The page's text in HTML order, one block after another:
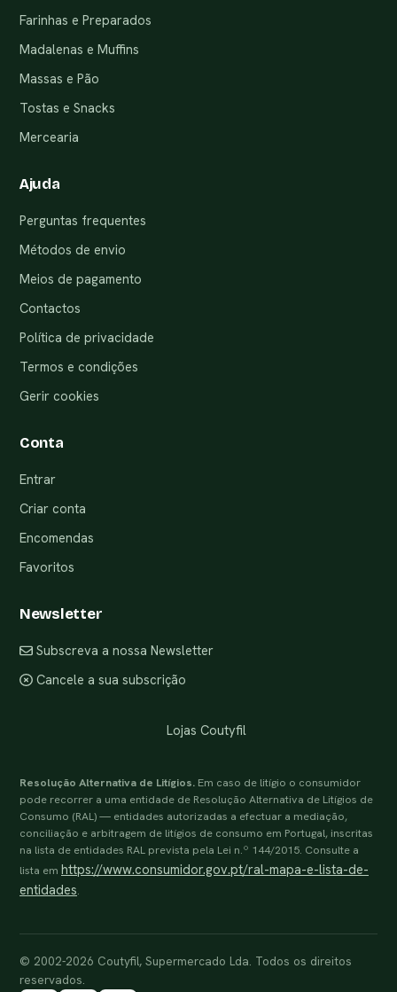
Farinhas e Preparados
Madalenas e Muffins
Massas e Pão
Tostas e Snacks
Mercearia
Ajuda
Perguntas frequentes
Métodos de envio
Meios de pagamento
Contactos
Política de privacidade
Termos e condições
Gerir cookies
Conta
Entrar
Criar conta
Encomendas
Favoritos
Newsletter
Subscreva a nossa Newsletter
Cancele a sua subscrição
Lojas Coutyfil
Resolução Alternativa de Litígios. Em caso de litígio o consumidor
pode recorrer a uma entidade de Resolução Alternativa de Litígios de
Consumo (RAL) — entidades autorizadas a efectuar a mediação,
conciliação e arbitragem de litígios de consumo em Portugal, inscritas
na lista de entidades RAL prevista pela Lei n.º 144/2015. Consulte a
lista em https://www.consumidor.gov.pt/ral-mapa-e-lista-de-
entidades.
© 2002-2026 Coutyfil, Supermercado Lda. Todos os direitos
reservados.